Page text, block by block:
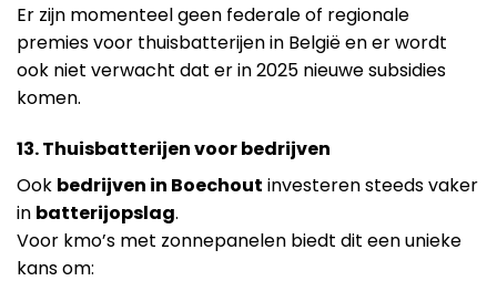
Er zijn momenteel geen federale of regionale
premies voor thuisbatterijen in België en er wordt
ook niet verwacht dat er in 2025 nieuwe subsidies
komen.
13. Thuisbatterijen voor bedrijven
Ook bedrijven in Boechout investeren steeds vaker
in batterijopslag.
Voor kmo’s met zonnepanelen biedt dit een unieke
kans om: